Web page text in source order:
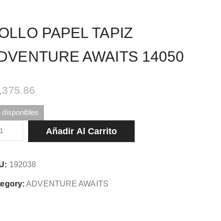
PAPEL TAPIZ
AWAITS 14050
disponibles
Añadir Al Carrito
192038
ADVENTURE AWAITS